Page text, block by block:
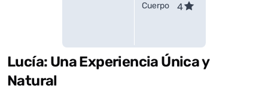
Cuerpo 4
Lucía: Una Experiencia Única y
Natural